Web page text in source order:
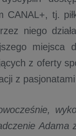
CANAL+, tj.
niego
miejsca
z oferty
z
Adama